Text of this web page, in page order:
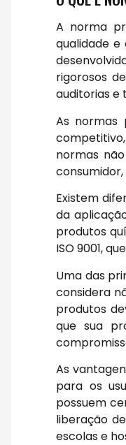
A norma
qualidade
rigorosos
auditorias e
As normas
normas
Existem
da
produtos
ISO 9001,
Uma das
considera
produtos
que sua
As
para os
possuem
liberação
escolas e